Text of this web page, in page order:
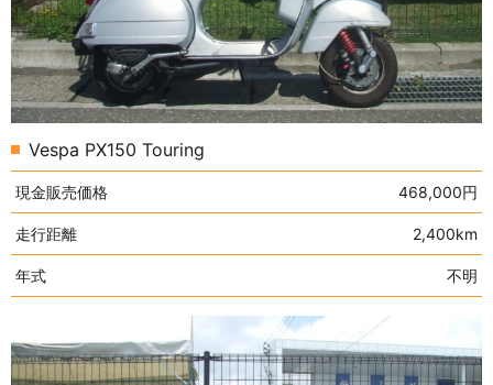
Vespa PX150 Touring
現金販売価格 468,000円
走行距離 2,400km
年式 不明